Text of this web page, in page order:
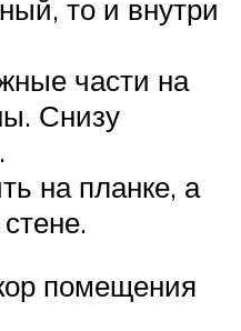
то и внутри
части на
Снизу
на планке, а
помещения